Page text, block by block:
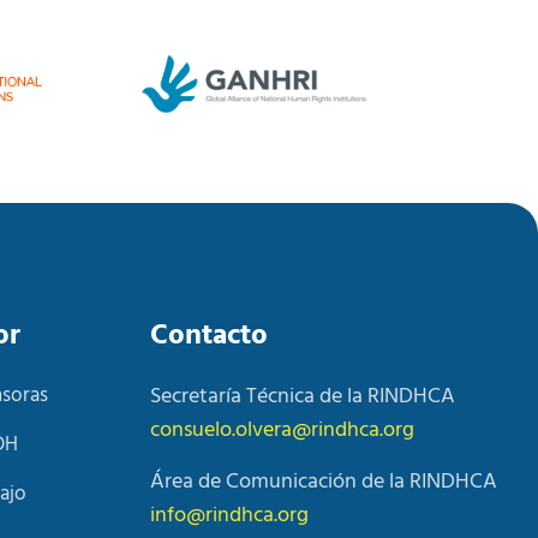
Contacto
Secretaría Técnica de la RINDHCA
consuelo.olvera@rindhca.org
Área de Comunicación de la RINDHCA
info@rindhca.org